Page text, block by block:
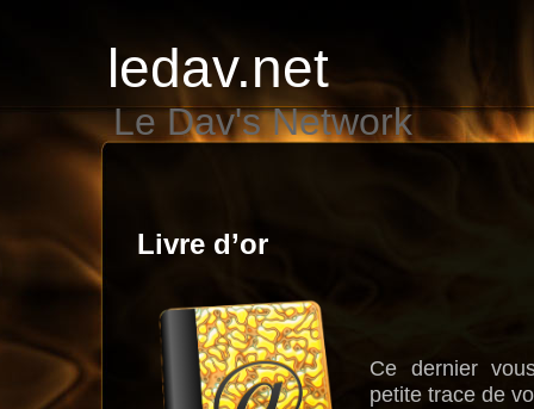
ledav.net
Le Dav's Network
Livre d’or
Ce dernier
petite trace de